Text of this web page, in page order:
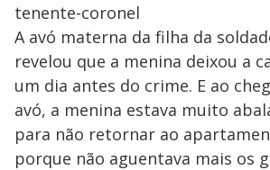
tenente-coronel
A avó materna da filha da
revelou que a menina deixou a
um dia antes do crime. E ao
avó, a menina estava muito
para não retornar ao
porque não aguentava mais os